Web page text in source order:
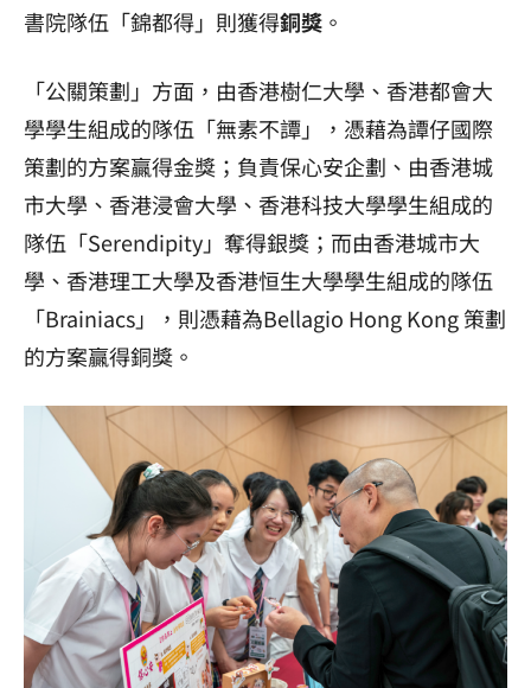
書院隊伍「錦都得」則獲得銅獎 。
「公關策劃」方面，由香港樹仁大學、香港都會大
學學生組成的隊伍「無素不譚」，憑藉為譚仔國際
策劃的方案贏得金獎；負責保心安企劃、由香港城
市大學、香港浸會大學、香港科技大學學生組成的
隊伍「Serendipity」奪得銀獎；而由香港城市大
學、香港理工大學及香港恒生大學學生組成的隊伍
「Brainiacs」，則憑藉為Bellagio Hong Kong 策劃
的方案贏得銅獎。